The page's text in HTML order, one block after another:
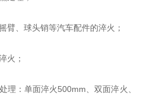
臂、球头销等汽车配件的淬火；
火；
理：单面淬火500mm、双面淬火、